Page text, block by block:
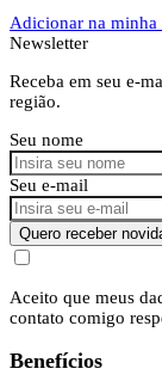
Adicionar na minha
Newsletter
Receba em seu e-
região.
Seu nome
Seu e-mail
Quero receber
Aceito que meus
contato comigo
Benefícios